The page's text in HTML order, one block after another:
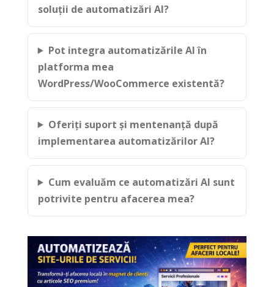
soluții de automatizări AI?
Pot integra automatizările AI în
platforma mea
WordPress/WooCommerce existentă?
Oferiți suport și mentenanță după
implementarea automatizărilor AI?
Cum evaluăm ce automatizări AI sunt
potrivite pentru afacerea mea?